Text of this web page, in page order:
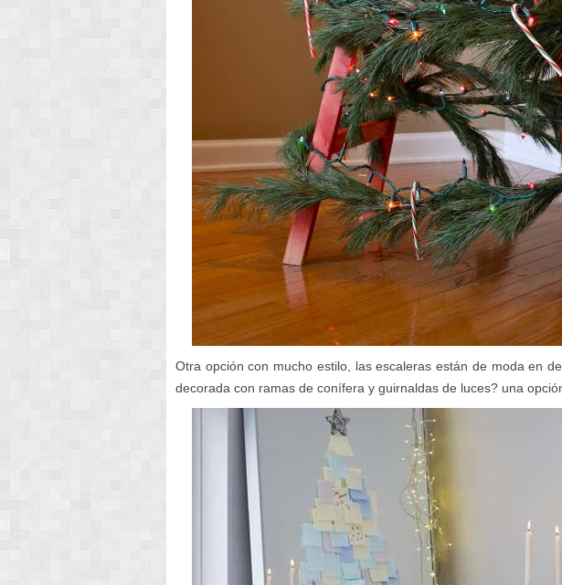
Otra opción con mucho estilo, las escaleras están de moda en
decorada con ramas de conífera y guirnaldas de luces? una